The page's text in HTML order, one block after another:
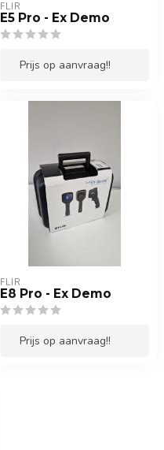
FLIR
E5 Pro - Ex Demo
Prijs op aanvraag!!
FLIR
E8 Pro - Ex Demo
Prijs op aanvraag!!